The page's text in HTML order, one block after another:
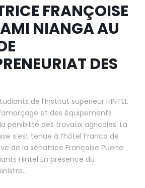
FRANÇOISE
NIANGA AU
DES
de l’Institut supérieur HINTEL
et des équipements
pénibilité des travaux agricoles. La
s’est tenue à l’hôtel Franco de
de la sénatrice Françoise Puene
Hintel En présence du